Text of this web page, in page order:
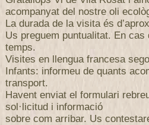
acompanyat del nostre oli
La durada de la visita és
Us preguem puntualitat. En
temps.
Visites en llengua francesa
Infants: informeu de quants
transport.
Havent enviat el formulari
sol·licitud i informació
sobre com arribar. Us